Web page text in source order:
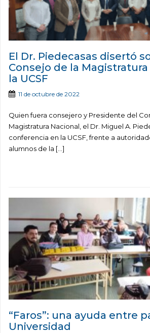
El Dr. Piedecasas disertó
Consejo de la
la UCSF
11 de octubre de 2022
Quien fuera consejero y Presidente del
Magistratura Nacional, el Dr. Miguel A.
conferencia en la UCSF, frente a
alumnos de la […]
“Faros”: una ayuda entre
Universidad